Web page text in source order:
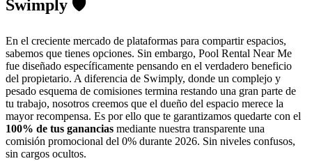
Swimply 🛡️
En el creciente mercado de plataformas para compartir espacios,
sabemos que tienes opciones. Sin embargo, Pool Rental Near Me
fue diseñado específicamente pensando en el verdadero beneficio
del propietario. A diferencia de Swimply, donde un complejo y
pesado esquema de comisiones termina restando una gran parte de
tu trabajo, nosotros creemos que el dueño del espacio merece la
mayor recompensa. Es por ello que te garantizamos quedarte con el
100% de tus ganancias mediante nuestra transparente una
comisión promocional del 0% durante 2026. Sin niveles confusos,
sin cargos ocultos.